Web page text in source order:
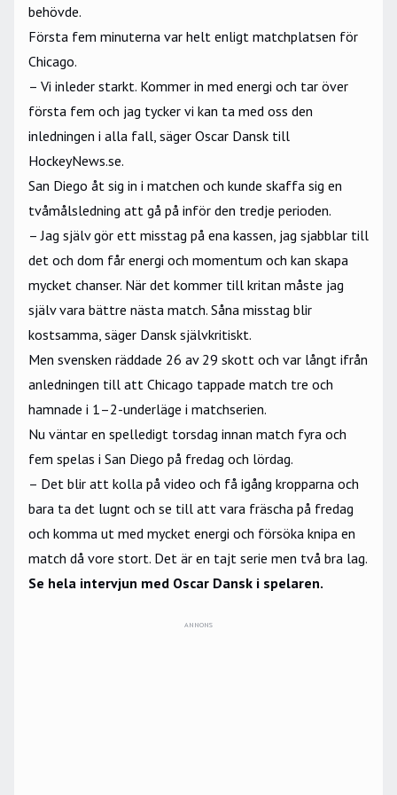
behövde.
Första fem minuterna var helt enligt matchplatsen för
Chicago.
– Vi inleder starkt. Kommer in med energi och tar över
första fem och jag tycker vi kan ta med oss den
inledningen i alla fall, säger Oscar Dansk till
HockeyNews.se.
San Diego åt sig in i matchen och kunde skaffa sig en
tvåmålsledning att gå på inför den tredje perioden.
– Jag själv gör ett misstag på ena kassen, jag sjabblar till
det och dom får energi och momentum och kan skapa
mycket chanser. När det kommer till kritan måste jag
själv vara bättre nästa match. Såna misstag blir
kostsamma, säger Dansk självkritiskt.
Men svensken räddade 26 av 29 skott och var långt ifrån
anledningen till att Chicago tappade match tre och
hamnade i 1–2-underläge i matchserien.
Nu väntar en spelledigt torsdag innan match fyra och
fem spelas i San Diego på fredag och lördag.
– Det blir att kolla på video och få igång kropparna och
bara ta det lugnt och se till att vara fräscha på fredag
och komma ut med mycket energi och försöka knipa en
match då vore stort. Det är en tajt serie men två bra lag.
Se hela intervjun med Oscar Dansk i spelaren.